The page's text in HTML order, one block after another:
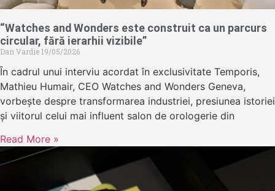
“Watches and Wonders este construit ca un parcurs
circular, fără ierarhii vizibile”
Dan Vardie19/05/2026
În cadrul unui interviu acordat în exclusivitate Temporis,
Mathieu Humair, CEO Watches and Wonders Geneva,
vorbește despre transformarea industriei, presiunea istoriei
și viitorul celui mai influent salon de orologerie din
Read More »